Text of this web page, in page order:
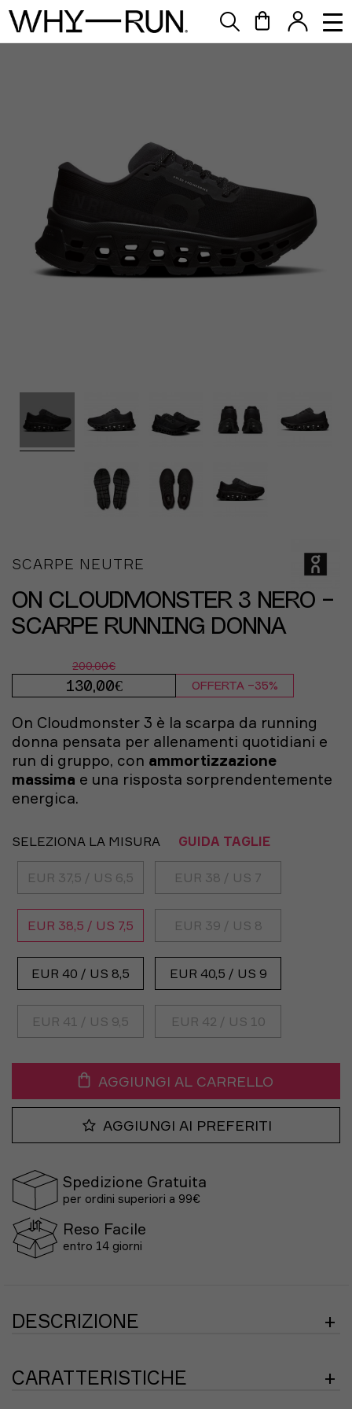
SCARPE NEUTRE
ON CLOUDMONSTER 3 NERO -
SCARPE RUNNING DONNA
200,00€
130,00€ OFFERTA -35%
On Cloudmonster 3 è la scarpa da running
donna pensata per allenamenti quotidiani e
run di gruppo, con ammortizzazione
massima e una risposta sorprendentemente
energica.
SELEZIONA LA MISURA GUIDA TAGLIE
EUR 37,5 / US 6,5 EUR 38 / US 7
EUR 38,5 / US 7,5 EUR 39 / US 8
EUR 40 / US 8,5 EUR 40,5 / US 9
EUR 41 / US 9,5 EUR 42 / US 10
AGGIUNGI AL CARRELLO
AGGIUNGI AI PREFERITI
Spedizione Gratuita
per ordini superiori a 99€
Reso Facile
entro 14 giorni
DESCRIZIONE
poliestere riciclato, offre traspirabilità e una calzata
confortevole, grazie a dettagli funzionali
CARATTERISTICHE